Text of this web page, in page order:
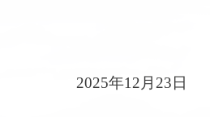
2025年12 月 23 日